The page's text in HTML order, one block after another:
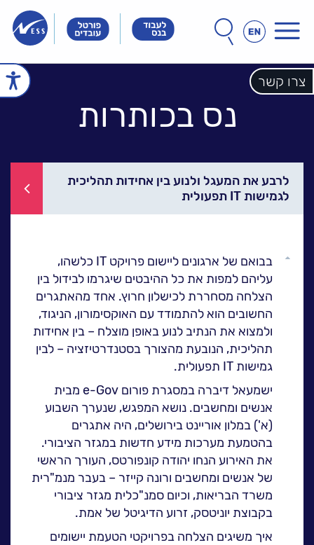
צרו קשר
&
Meet
&
&
חפש
באתר
חיפוש
עמוד הבית
הכל אודות נס
לקוחות מספרים
נס במנהרת הזמן
NESSPRO קבוצת
פתרונות התוכנה
מגזרים והתמחויות ליבה
לעבוד בנס
אירועים וכנסים
פודקאסט
נס בכותרות
וובינרים מומלצים
דברו איתנו
נס בכותרות
לרבע את המעגל ולנוע בין אחידות תהליכית
לגמישות IT תפעולית
גלול
למעלה
בבואם של ארגונים ליישום פרויקט IT כלשהו,
עליהם למפות את כל ההיבטים שיגרמו לבידול בין
הצלחה מסחררת לכישלון חרוץ. אחד מהאתגרים
החשובים הוא להתמודד עם האוקסימורון, הניגוד,
ולמצוא את הנתיב לנוע באופן מוצלח – בין אחידות
תהליכית, הנובעת מהצורך בסטנדרטיזציה – לבין
גמישות IT תפעולית.
ישמעאל דיברה במסגרת פורום e-Gov מבית
אנשים ומחשבים. נושא המפגש, שנערך השבוע
(א') במלון אוריינט בירושלים, היה אתגרים
בהטמעת מערכות מידע חדשות במגזר הציבורי.
את האירוע הנחו יהודה קונפורטס, העורך הראשי
של אנשים ומחשבים ורונה קייזר – בעבר מנמ"רית
משרד הבריאות, וכיום סמנ"כלית מגזר ציבורי
בקבוצת יוניטסק, זרוע הדיגיטל של אמת.
איך משיגים הצלחה בפרויקטי הטעמת יישומים